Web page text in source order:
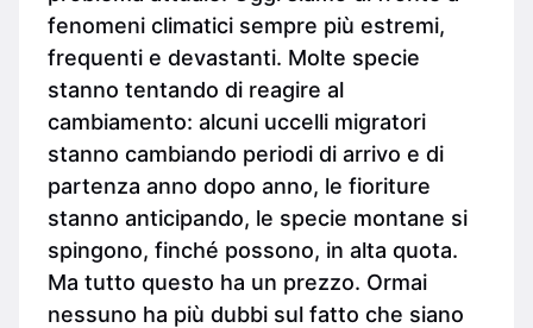
fenomeni climatici sempre più estremi,
frequenti e devastanti. Molte specie
stanno tentando di reagire al
cambiamento: alcuni uccelli migratori
stanno cambiando periodi di arrivo e di
partenza anno dopo anno, le fioriture
stanno anticipando, le specie montane si
spingono, finché possono, in alta quota.
Ma tutto questo ha un prezzo. Ormai
nessuno ha più dubbi sul fatto che siano